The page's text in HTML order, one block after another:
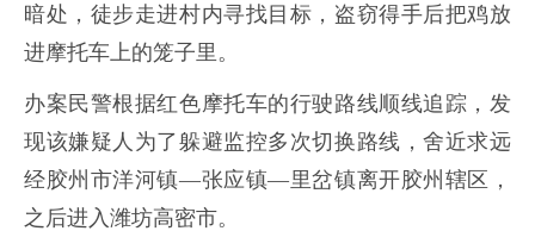
暗处，徒步走进村内寻找目标，盗窃得手后把鸡放
进摩托车上的笼子里。
办案民警根据红色摩托车的行驶路线顺线追踪，发
现该嫌疑人为了躲避监控多次切换路线，舍近求远
经胶州市洋河镇—张应镇—里岔镇离开胶州辖区，
之后进入潍坊高密市。